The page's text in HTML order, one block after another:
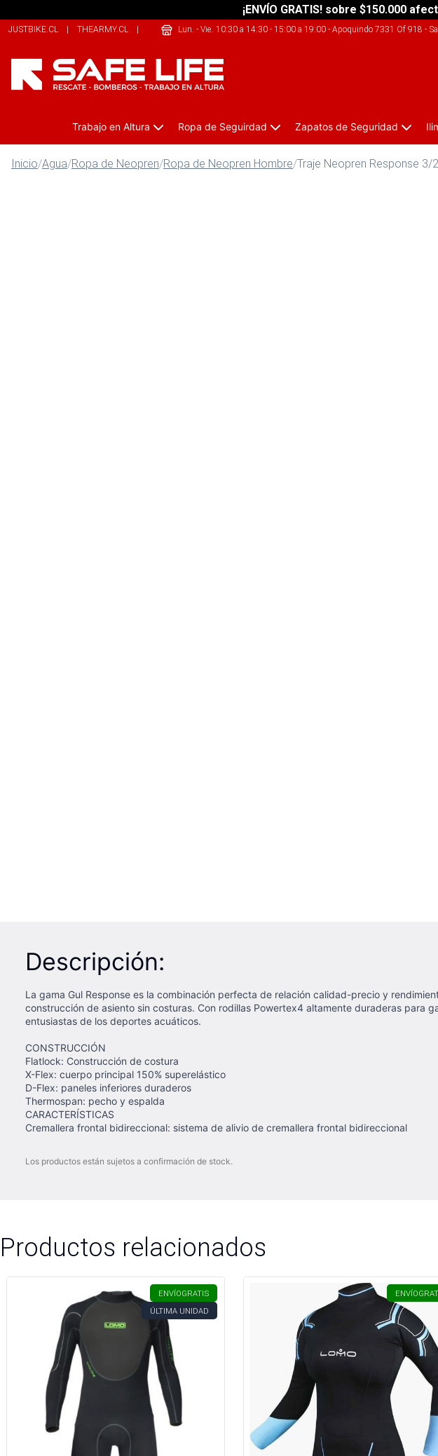
¡ENVÍO GRATIS! sobre $150.000
JUSTBIKE.CL | THEARMY.CL | SHERPALIFE.CLLun. - Vie. 10:30 a 14:30 - 15:00 a 19:00- Apoquindo 7331 Of 918 -
Trabajo en Altura Ropa de Seguirdad Zapatos de Seguridad
Inicio/Agua/Ropa de Neopren/Ropa de Neopren Hombre/Traje Neopren Response 3/
Descripción:
La gama Gul Response es la combinación perfecta de relación calidad-precio y
construcción de asiento sin costuras. Con rodillas Powertex4 altamente duraderas para
entusiastas de los deportes acuáticos.
CONSTRUCCIÓN
Flatlock: Construcción de costura
X-Flex: cuerpo principal 150% superelástico
D-Flex: paneles inferiores duraderos
Thermospan: pecho y espalda
CARACTERÍSTICAS
Cremallera frontal bidireccional: sistema de alivio de cremallera frontal bidireccional
Los productos están sujetos a confirmación de stock.
Productos relacionados
ENVÍOGRATIS
ÚLTIMA UNIDAD
ENVÍO